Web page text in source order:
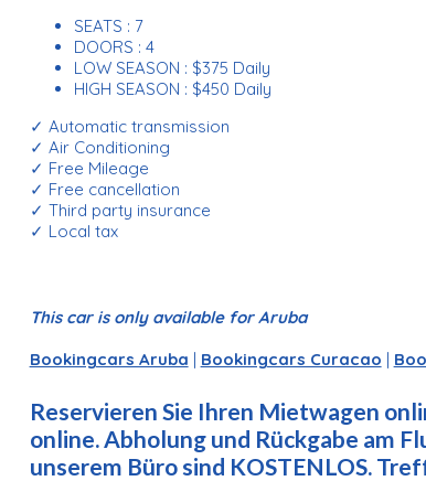
SEATS : 7
DOORS : 4
LOW SEASON : $375 Daily
HIGH SEASON : $450 Daily
✓ Automatic transmission
✓ Air Conditioning
✓ Free Mileage
✓ Free cancellation
✓ Third party insurance
✓ Local tax
This car is only available for Aruba
Bookingcars Aruba | Bookingcars Curacao |
Reservieren Sie Ihren Mietwagen
online. Abholung und Rückgabe am
unserem Büro sind KOSTENLOS.